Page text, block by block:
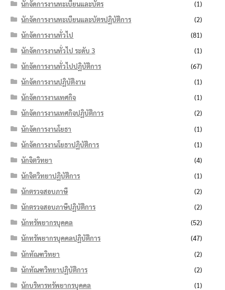
นักจัดการงานทะเบียนและบัตร
(1)
นักจัดการงานทะเบียนและบัตรปฏิบัติการ
(2)
นักจัดการงานทั่วไป
(81)
นักจัดการงานทั่วไป ระดับ 3
(1)
นักจัดการงานทั่วไปปฏิบัติการ
(67)
นักจัดการงานปฏิบัติงาน
(1)
นักจัดการงานเทศกิจ
(1)
นักจัดการงานเทศกิจปฏิบัติการ
(2)
นักจัดการงานโยธา
(1)
นักจัดการงานโยธาปฏิบัติการ
(1)
นักจิตวิทยา
(4)
นักจิตวิทยาปฏิบัติการ
(1)
นักตรวจสอบภาษี
(2)
นักตรวจสอบภาษีปฏิบัติการ
(2)
นักทรัพยากรบุคคล
(52)
นักทรัพยากรบุคคลปฏิบัติการ
(47)
นักทัณฑวิทยา
(2)
นักทัณฑวิทยาปฏิบัติการ
(2)
นักบริหารทรัพยากรบุคคล
(1)